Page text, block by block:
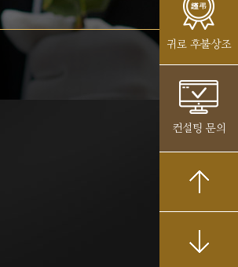
귀로 후불상조
컨설팅 문의